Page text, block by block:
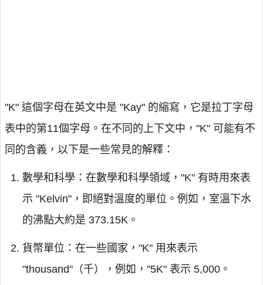
"K" 這個字母在英文中是 "Kay" 的縮寫，它是拉丁字母
表中的第11個字母。在不同的上下文中，"K" 可能有不
同的含義，以下是一些常見的解釋：
數學和科學：在數學和科學領域，"K" 有時用來表
示 "Kelvin"，即絕對溫度的單位。例如，室溫下水
的沸點大約是 373.15K。
貨幣單位：在一些國家，"K" 用來表示
"thousand"（千），例如，"5K" 表示 5,000。